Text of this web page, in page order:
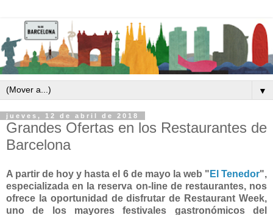
▼
jueves, 12 de abril de 2018
Grandes Ofertas en los Restaurantes de
Barcelona
A partir de hoy y hasta el 6 de mayo la web " El Tenedor",
especializada en la reserva on-line de restaurantes, nos
ofrece la oportunidad de disfrutar de Restaurant Week,
uno de los mayores festivales gastronómicos del